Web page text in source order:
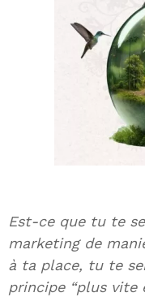
Est-ce que tu te
marketing de
à ta place, tu te
principe “plus